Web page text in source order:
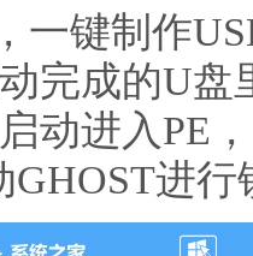
键制作
完成的U
动进入PE
GHOST进